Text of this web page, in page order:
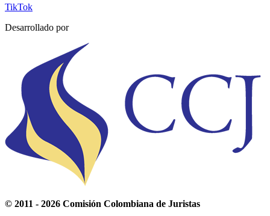
TikTok
Desarrollado por
© 2011 - 2026 Comisión Colombiana de Juristas